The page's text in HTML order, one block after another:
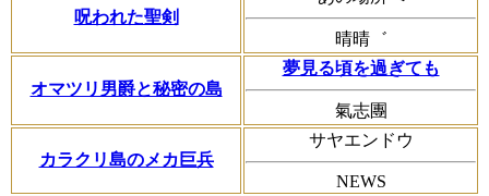
呪われた聖剣
晴晴゛
オマツリ男爵と秘密の島
夢見る頃を過ぎても
氣志團
カラクリ島のメカ巨兵
サヤエンドウ
NEWS